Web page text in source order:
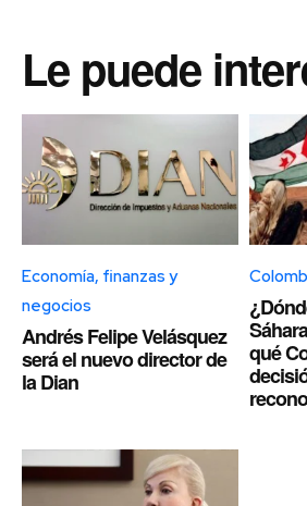
Le puede
Economía, finanzas y
negocios
Andrés Felipe Velásquez
será el nuevo director de
la Dian
qué